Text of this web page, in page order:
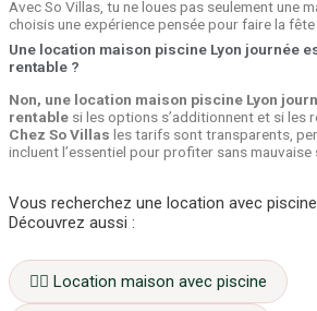
Avec So Villas, tu ne loues pas seulement une
choisis une expérience pensée pour faire la
Une location maison piscine Lyon journée
rentable ?
Non, une location maison piscine Lyon
rentable si les options s’additionnent et si les
Chez So Villas les tarifs sont transparents,
incluent l’essentiel pour profiter sans mauvaise
Vous recherchez une location avec
Découvrez aussi :
🏊‍♂️ Location maison avec piscine